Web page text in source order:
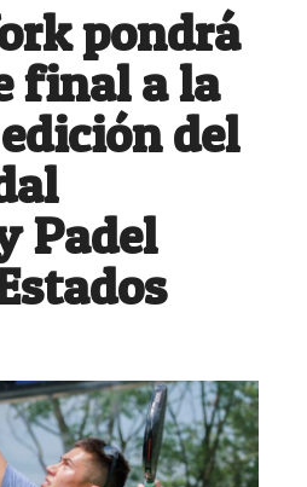
pondrá
final a la
del
Padel